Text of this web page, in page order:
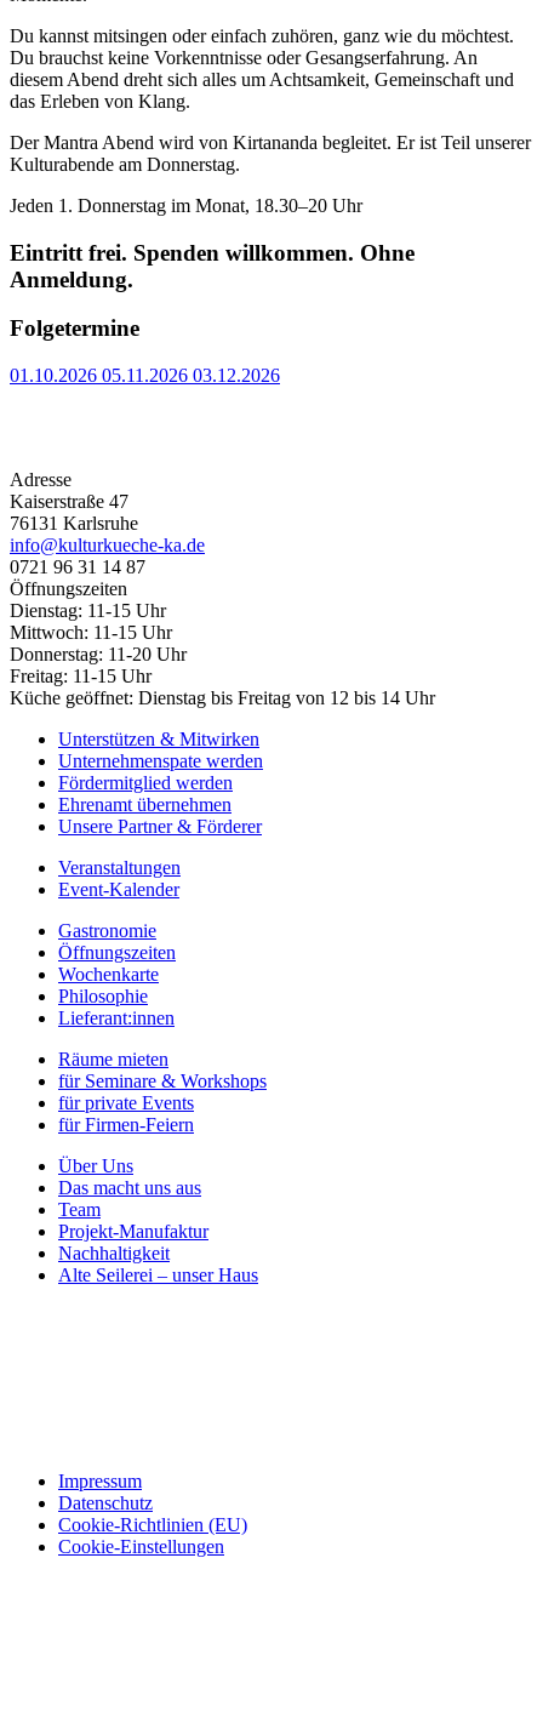
Du kannst mitsingen oder einfach zuhören, ganz wie du möchtest.
Du brauchst keine Vorkenntnisse oder Gesangserfahrung. An
diesem Abend dreht sich alles um Achtsamkeit, Gemeinschaft und
das Erleben von Klang.
Der Mantra Abend wird von Kirtananda begleitet. Er ist Teil unserer
Kulturabende am Donnerstag.
Jeden 1. Donnerstag im Monat, 18.30–20 Uhr
Eintritt frei. Spenden willkommen. Ohne
Anmeldung.
Folgetermine
01.10.2026 05.11.2026 03.12.2026
Adresse
Kaiserstraße 47
76131 Karlsruhe
info@kulturkueche-ka.de
0721 96 31 14 87
Öffnungszeiten
Dienstag: 11-15 Uhr
Mittwoch: 11-15 Uhr
Donnerstag: 11-20 Uhr
Freitag: 11-15 Uhr
Küche geöffnet: Dienstag bis Freitag von 12 bis 14 Uhr
Unterstützen & Mitwirken
Unternehmenspate werden
Fördermitglied werden
Ehrenamt übernehmen
Unsere Partner & Förderer
Veranstaltungen
Event-Kalender
Gastronomie
Öffnungszeiten
Wochenkarte
Philosophie
Lieferant:innen
Räume mieten
für Seminare & Workshops
für private Events
für Firmen-Feiern
Über Uns
Das macht uns aus
Team
Projekt-Manufaktur
Nachhaltigkeit
Alte Seilerei – unser Haus
Impressum
Datenschutz
Cookie-Richtlinien (EU)
Cookie-Einstellungen